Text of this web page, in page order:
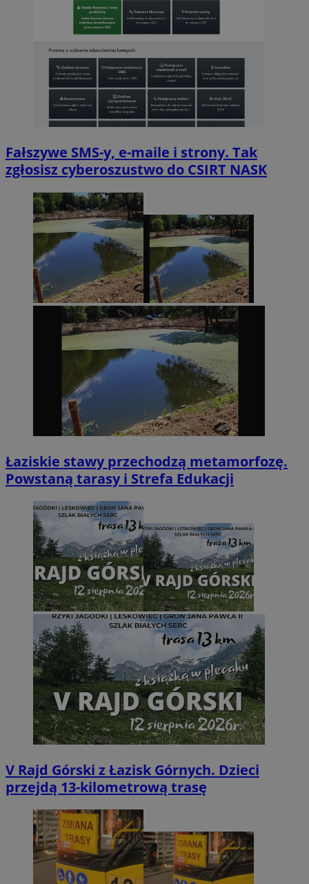
Fałszywe SMS-y, e-maile i strony. Tak
zgłosisz cyberoszustwo do CSIRT NASK
Łaziskie stawy przechodzą metamorfozę.
Powstaną tarasy i Strefa Edukacji
V Rajd Górski z Łazisk Górnych. Dzieci
przejdą 13-kilometrową trasę